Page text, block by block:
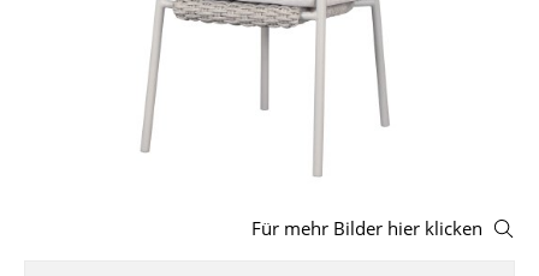
Bänke & Liegen
Für mehr Bilder hier klicken